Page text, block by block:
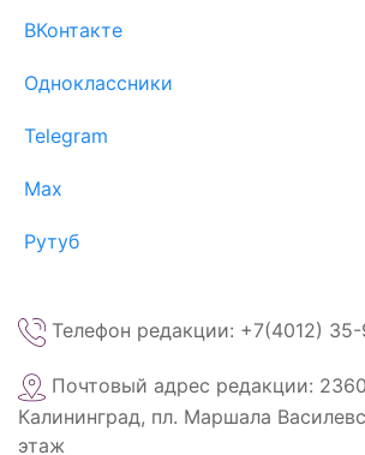
ВКонтакте
Одноклассники
Telegram
Max
Рутуб
Телефон редакции: +7(4012)
Почтовый адрес редакции:
Калининград, пл. Маршала
этаж